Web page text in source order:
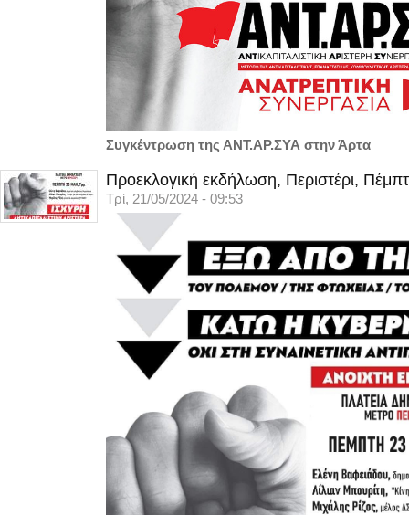
Συγκέντρωση της ΑΝΤ.ΑΡ.ΣΥΑ στην Άρτα
Προεκλογική εκδήλωση, Περιστέρι,
Τρί, 21/05/2024 - 09:53